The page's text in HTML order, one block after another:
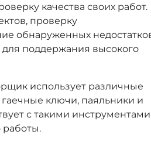
качества своих работ.
проверку
обнаруженных
поддержания высокого
использует различные
ключи, паяльники и
с такими